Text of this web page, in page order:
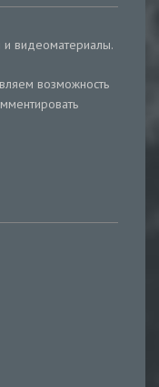
и видеоматериалы.
возможность